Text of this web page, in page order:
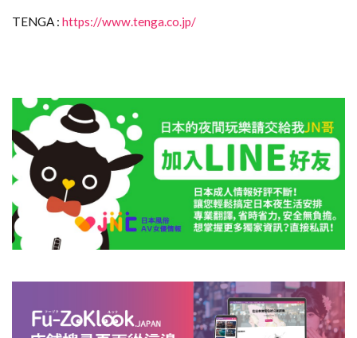
TENGA : https://www.tenga.co.jp/